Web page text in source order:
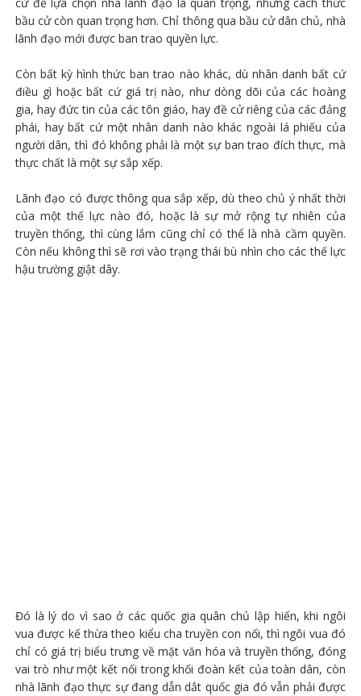
bầu cử còn quan trọng hơn. Chỉ thông qua bầu cử dân chủ, nhà
lãnh đạo mới được ban trao quyền lực.
Còn bất kỳ hình thức ban trao nào khác, dù nhân danh bất cứ
điều gì hoặc bất cứ giá trị nào, như dòng dõi của các hoàng
gia, hay đức tin của các tôn giáo, hay đề cử riêng của các đảng
phái, hay bất cứ một nhân danh nào khác ngoài lá phiếu của
người dân, thì đó không phải là một sự ban trao đích thực, mà
thực chất là một sự sắp xếp.
Lãnh đạo có được thông qua sắp xếp, dù theo chủ ý nhất thời
của một thế lực nào đó, hoặc là sự mở rộng tự nhiên của
truyền thống, thì cùng lắm cũng chỉ có thể là nhà cầm quyền.
Còn nếu không thì sẽ rơi vào trạng thái bù nhìn cho các thế lực
hậu trường giật dây.
Đó là lý do vì sao ở các quốc gia quân chủ lập hiến, khi ngôi
vua được kế thừa theo kiểu cha truyền con nối, thì ngôi vua đó
chỉ có giá trị biểu trưng về mặt văn hóa và truyền thống, đóng
vai trò như một kết nối trong khối đoàn kết của toàn dân, còn
nhà lãnh đạo thực sự đang dẫn dắt quốc gia đó vẫn phải được